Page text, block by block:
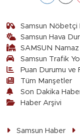
Samsun Nöbetçi
Samsun Hava
SAMSUN
Samsun Trafik
Puan Durumu ve
Tüm Manşetler
Son Dakika
Haber Arşivi
Samsun Haber